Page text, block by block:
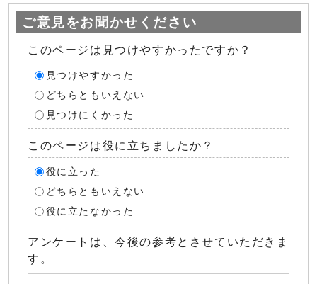
ご意見をお聞かせください
このページは見つけやすかったですか？
見つけやすかった
どちらともいえない
見つけにくかった
このページは役に立ちましたか？
役に立った
どちらともいえない
役に立たなかった
アンケートは、今後の参考とさせていただきま
す。